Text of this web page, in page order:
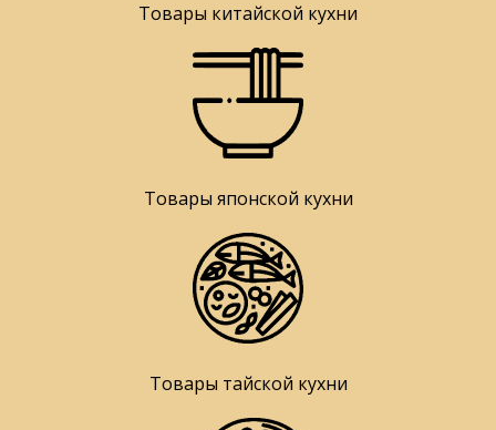
Товары китайской кухни
Товары японской кухни
Товары тайской кухни